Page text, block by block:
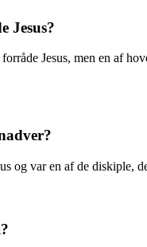
Jesus?
Jesus, men en af
og var en af ​​de diskiple,